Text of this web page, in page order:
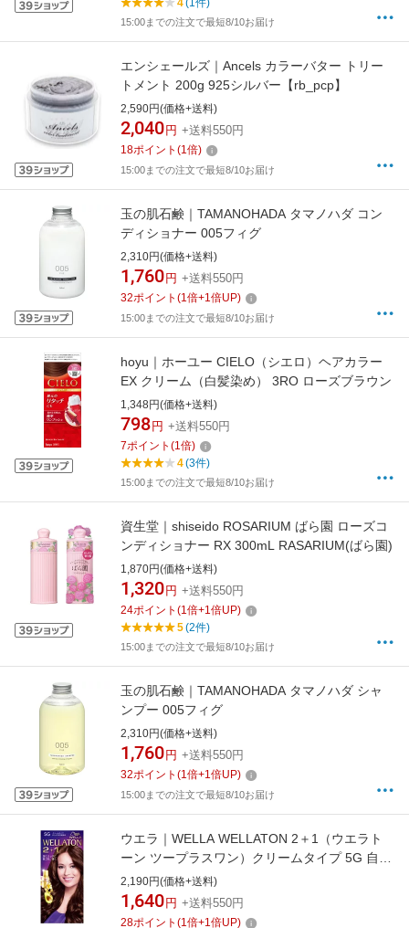
4(1件)
15:00までの注文で最短8/10お届け
エンシェールズ｜Ancels カラーバター トリー
トメント 200g 925シルバー【rb_pcp】
2,590円(価格+送料)
2,040 円 +送料550円
18ポイント (1倍)
15:00までの注文で最短8/10お届け
玉の肌石鹸｜TAMANOHADA タマノハダ コン
ディショナー 005フィグ
2,310円(価格+送料)
1,760 円 +送料550円
32ポイント (1倍+1倍UP)
15:00までの注文で最短8/10お届け
hoyu｜ホーユー CIELO（シエロ）ヘアカラー
EX クリーム（白髪染め） 3RO ローズブラウン
1,348円(価格+送料)
798 円 +送料550円
7ポイント (1倍)
4(3件)
15:00までの注文で最短8/10お届け
資生堂｜shiseido ROSARIUM ばら園 ローズコ
ンディショナー RX 300mL RASARIUM(ばら園)
1,870円(価格+送料)
1,320 円 +送料550円
24ポイント (1倍+1倍UP)
5(2件)
15:00までの注文で最短8/10お届け
玉の肌石鹸｜TAMANOHADA タマノハダ シャ
ンプー 005フィグ
2,310円(価格+送料)
1,760 円 +送料550円
32ポイント (1倍+1倍UP)
15:00までの注文で最短8/10お届け
ウエラ｜WELLA WELLATON 2＋1（ウエラト
ーン ツープラスワン）クリームタイプ 5G 自然
なウォームブラウン
2,190円(価格+送料)
1,640 円 +送料550円
28ポイント (1倍+1倍UP)